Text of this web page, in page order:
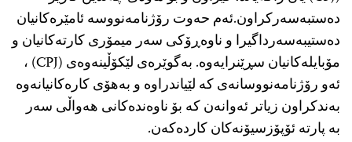
ده‌ستبه‌سه‌ركراون.ئه‌م حه‌وت رۆژنامه‌نووسه‌ ئامێره‌كانیان
ده‌ستیبه‌سه‌رداگیرا و ناوه‌ڕۆكی سه‌ر میمۆری كارته‌كانیان و
مۆبایله‌كانیان سڕێنرایه‌وه‌‌. به‌گوێره‌ی لێكۆڵینه‌وه‌ی (CPJ) ،
ئه‌و رۆژنامه‌نووسانه‌ی كه‌ لێیاندراوه‌ و به‌هۆی كاره‌كانیانه‌وه‌
به‌ندكراون زیاتر ئه‌وانه‌ن كه‌ بۆ ناوه‌نده‌كانی هه‌واڵی سه‌ر
به‌ پارته‌ ئۆپۆزسیۆنه‌كان كارده‌كه‌ن.